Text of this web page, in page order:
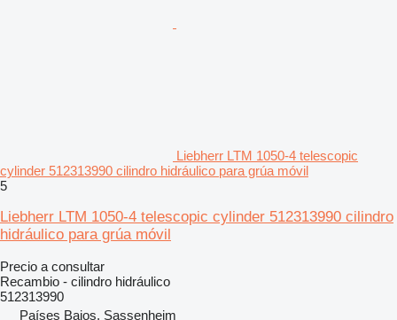
Liebherr LTM 1050-4 telescopic
cylinder 512313990 cilindro hidráulico para grúa móvil
5
Liebherr LTM 1050-4 telescopic cylinder 512313990 cilindro
hidráulico para grúa móvil
Precio a consultar
Recambio - cilindro hidráulico
512313990
Países Bajos, Sassenheim